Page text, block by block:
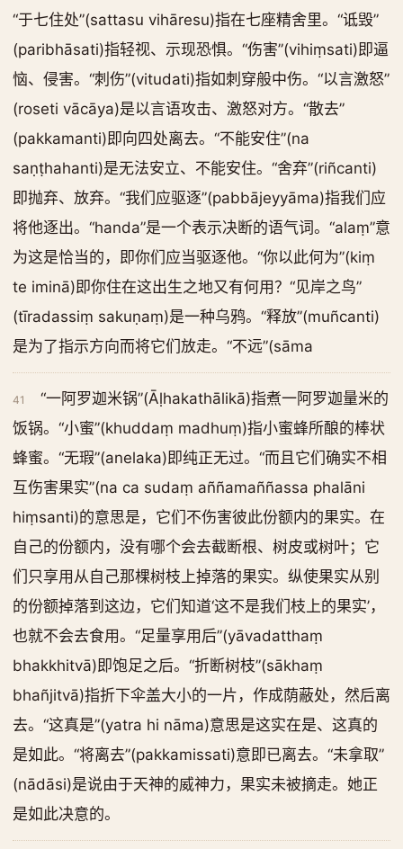
“于七住处”(sattasu vihāresu)指在七座精舍里。“诋毁”
(paribhāsati)指轻视、示现恐惧。“伤害”(vihiṃsati)即逼
恼、侵害。“刺伤”(vitudati)指如刺穿般中伤。“以言激怒”
(roseti vācāya)是以言语攻击、激怒对方。“散去”
(pakkamanti)即向四处离去。“不能安住”(na
saṇṭhahanti)是无法安立、不能安住。“舍弃”(riñcanti)
即抛弃、放弃。“我们应驱逐”(pabbājeyyāma)指我们应
将他逐出。“handa”是一个表示决断的语气词。“alaṃ”意
为这是恰当的，即你们应当驱逐他。“你以此何为”(kiṃ
te iminā)即你住在这出生之地又有何用？“见岸之鸟”
(tīradassiṃ sakuṇaṃ)是一种乌鸦。“释放”(muñcanti)
是为了指示方向而将它们放走。“不远”(sāma
41
“一阿罗迦米锅”(Āḷhakathālikā)指煮一阿罗迦量米的
饭锅。“小蜜”(khuddaṃ madhuṃ)指小蜜蜂所酿的棒状
蜂蜜。“无瑕”(anelaka)即纯正无过。“而且它们确实不相
互伤害果实”(na ca sudaṃ aññamaññassa phalāni
hiṃsanti)的意思是，它们不伤害彼此份额内的果实。在
自己的份额内，没有哪个会去截断根、树皮或树叶；它
们只享用从自己那棵树枝上掉落的果实。纵使果实从别
的份额掉落到这边，它们知道‘这不是我们枝上的果实’，
也就不会去食用。“足量享用后”(yāvadatthaṃ
bhakkhitvā)即饱足之后。“折断树枝”(sākhaṃ
bhañjitvā)指折下伞盖大小的一片，作成荫蔽处，然后离
去。“这真是”(yatra hi nāma)意思是这实在是、这真的
是如此。“将离去”(pakkamissati)意即已离去。“未拿取”
(nādāsi)是说由于天神的威神力，果实未被摘走。她正
是如此决意的。